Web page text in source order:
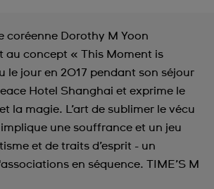
coréenne Dorothy M Yoon
au concept « This Moment is
le jour en 2017 pendant son séjour
Hotel Shanghai et exprime le
la magie. L’art de sublimer le vécu
une souffrance et un jeu
et de traits d’esprit - un
en séquence. TIME’S M